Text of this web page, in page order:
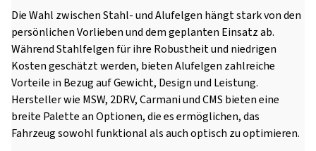
Die Wahl zwischen Stahl- und Alufelgen hängt stark von den
persönlichen Vorlieben und dem geplanten Einsatz ab.
Während Stahlfelgen für ihre Robustheit und niedrigen
Kosten geschätzt werden, bieten Alufelgen zahlreiche
Vorteile in Bezug auf Gewicht, Design und Leistung.
Hersteller wie MSW, 2DRV, Carmani und CMS bieten eine
breite Palette an Optionen, die es ermöglichen, das
Fahrzeug sowohl funktional als auch optisch zu optimieren.